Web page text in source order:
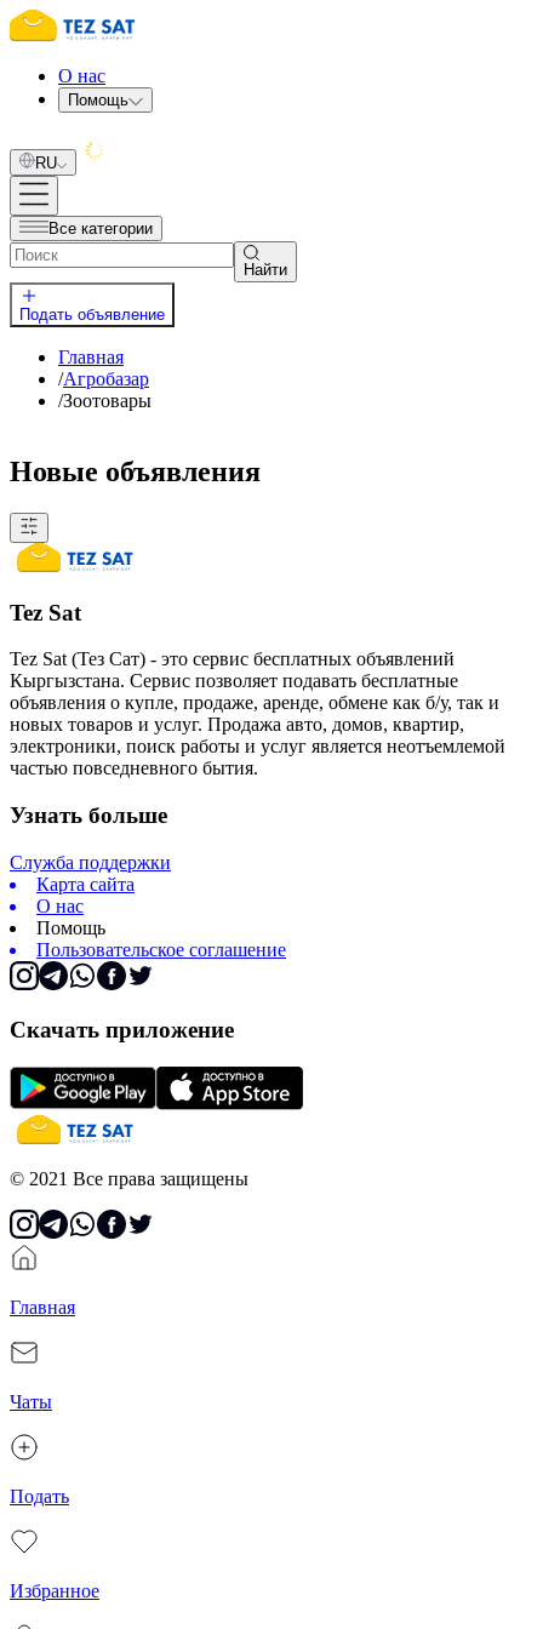
О нас
Помощь
RU
Все категории
Найти
Подать объявление
Главная
/Агробазар
/Зоотовары
Новые объявления
Tez Sat
Tez Sat (Тез Сат) - это сервис бесплатных объявлений
Кыргызстана. Сервис позволяет подавать бесплатные
объявления о купле, продаже, аренде, обмене как б/у, так и
новых товаров и услуг. Продажа авто, домов, квартир,
электроники, поиск работы и услуг является неотъемлемой
частью повседневного бытия.
Узнать больше
Служба поддержки
Карта сайта
О нас
Помощь
Пользовательское соглашение
Скачать приложение
© 2021 Все права защищены
Главная
Чаты
Подать
Избранное